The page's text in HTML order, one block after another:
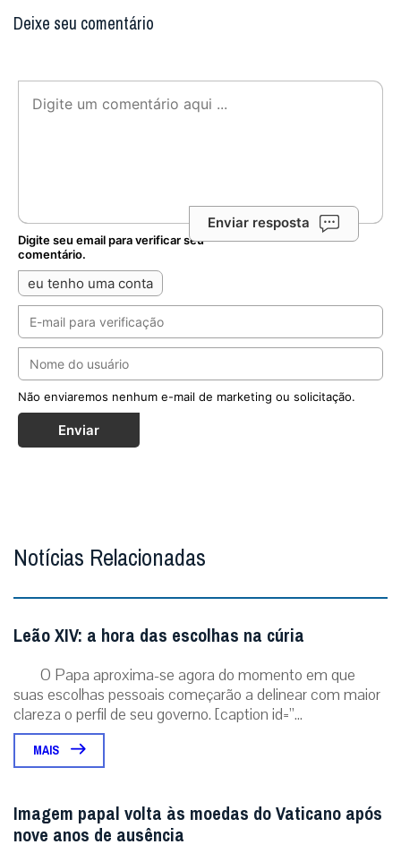
Deixe seu comentário
Enviar resposta
Digite seu email para verificar seu
comentário.
eu tenho uma conta
Não enviaremos nenhum e-mail de marketing ou solicitação.
Enviar
Notícias Relacionadas
Leão XIV: a hora das escolhas na cúria
O Papa aproxima-se agora do momento em que
suas escolhas pessoais começarão a delinear com maior
clareza o perfil de seu governo. [caption id=”...
MAIS
Imagem papal volta às moedas do Vaticano após
nove anos de ausência